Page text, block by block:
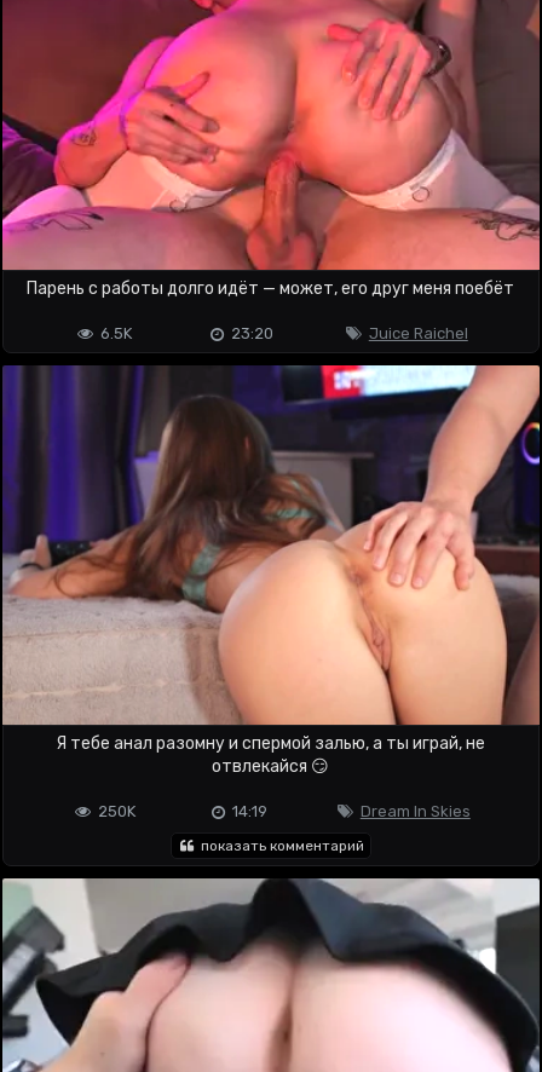
Парень с работы долго идёт — может, его друг меня поебёт
Juice Raichel
23:20
6.5K
Я тебе анал разомну и спермой залью, а ты играй, не
отвлекайся 😏
Dream In Skies
14:19
250K
показать комментарий